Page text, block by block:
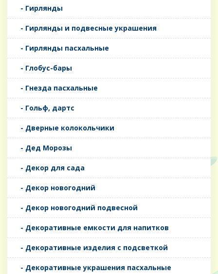
- Гирлянды
- Гирлянды и подвесные украшения
- Гирлянды пасхальные
- Глобус-бары
- Гнезда пасхальные
- Гольф, дартс
- Дверные колокольчики
- Дед Морозы
- Декор для сада
- Декор новогодний
- Декор новогодний подвесной
- Декоративные емкости для напитков
- Декоративные изделия с подсветкой
- Декоративные украшения пасхальные